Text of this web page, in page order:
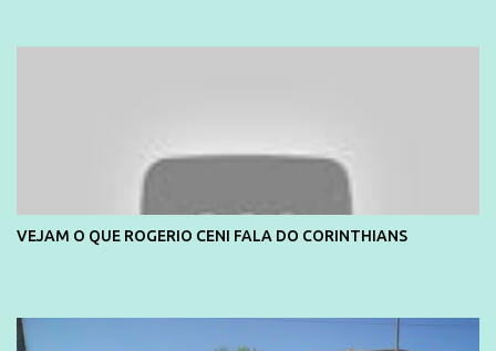
VEJAM O QUE ROGERIO CENI FALA DO CORINTHIANS